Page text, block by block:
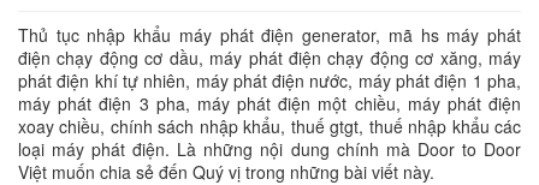
Thủ tục nhập khẩu máy phát điện generator, mã hs máy phát
điện chạy động cơ dầu, máy phát điện chạy động cơ xăng, máy
phát điện khí tự nhiên, máy phát điện nước, máy phát điện 1 pha,
máy phát điện 3 pha, máy phát điện một chiều, máy phát điện
xoay chiều, chính sách nhập khẩu, thuế gtgt, thuế nhập khẩu các
loại máy phát điện. Là những nội dung chính mà Door to Door
Việt muốn chia sẻ đến Quý vị trong những bài viết này.